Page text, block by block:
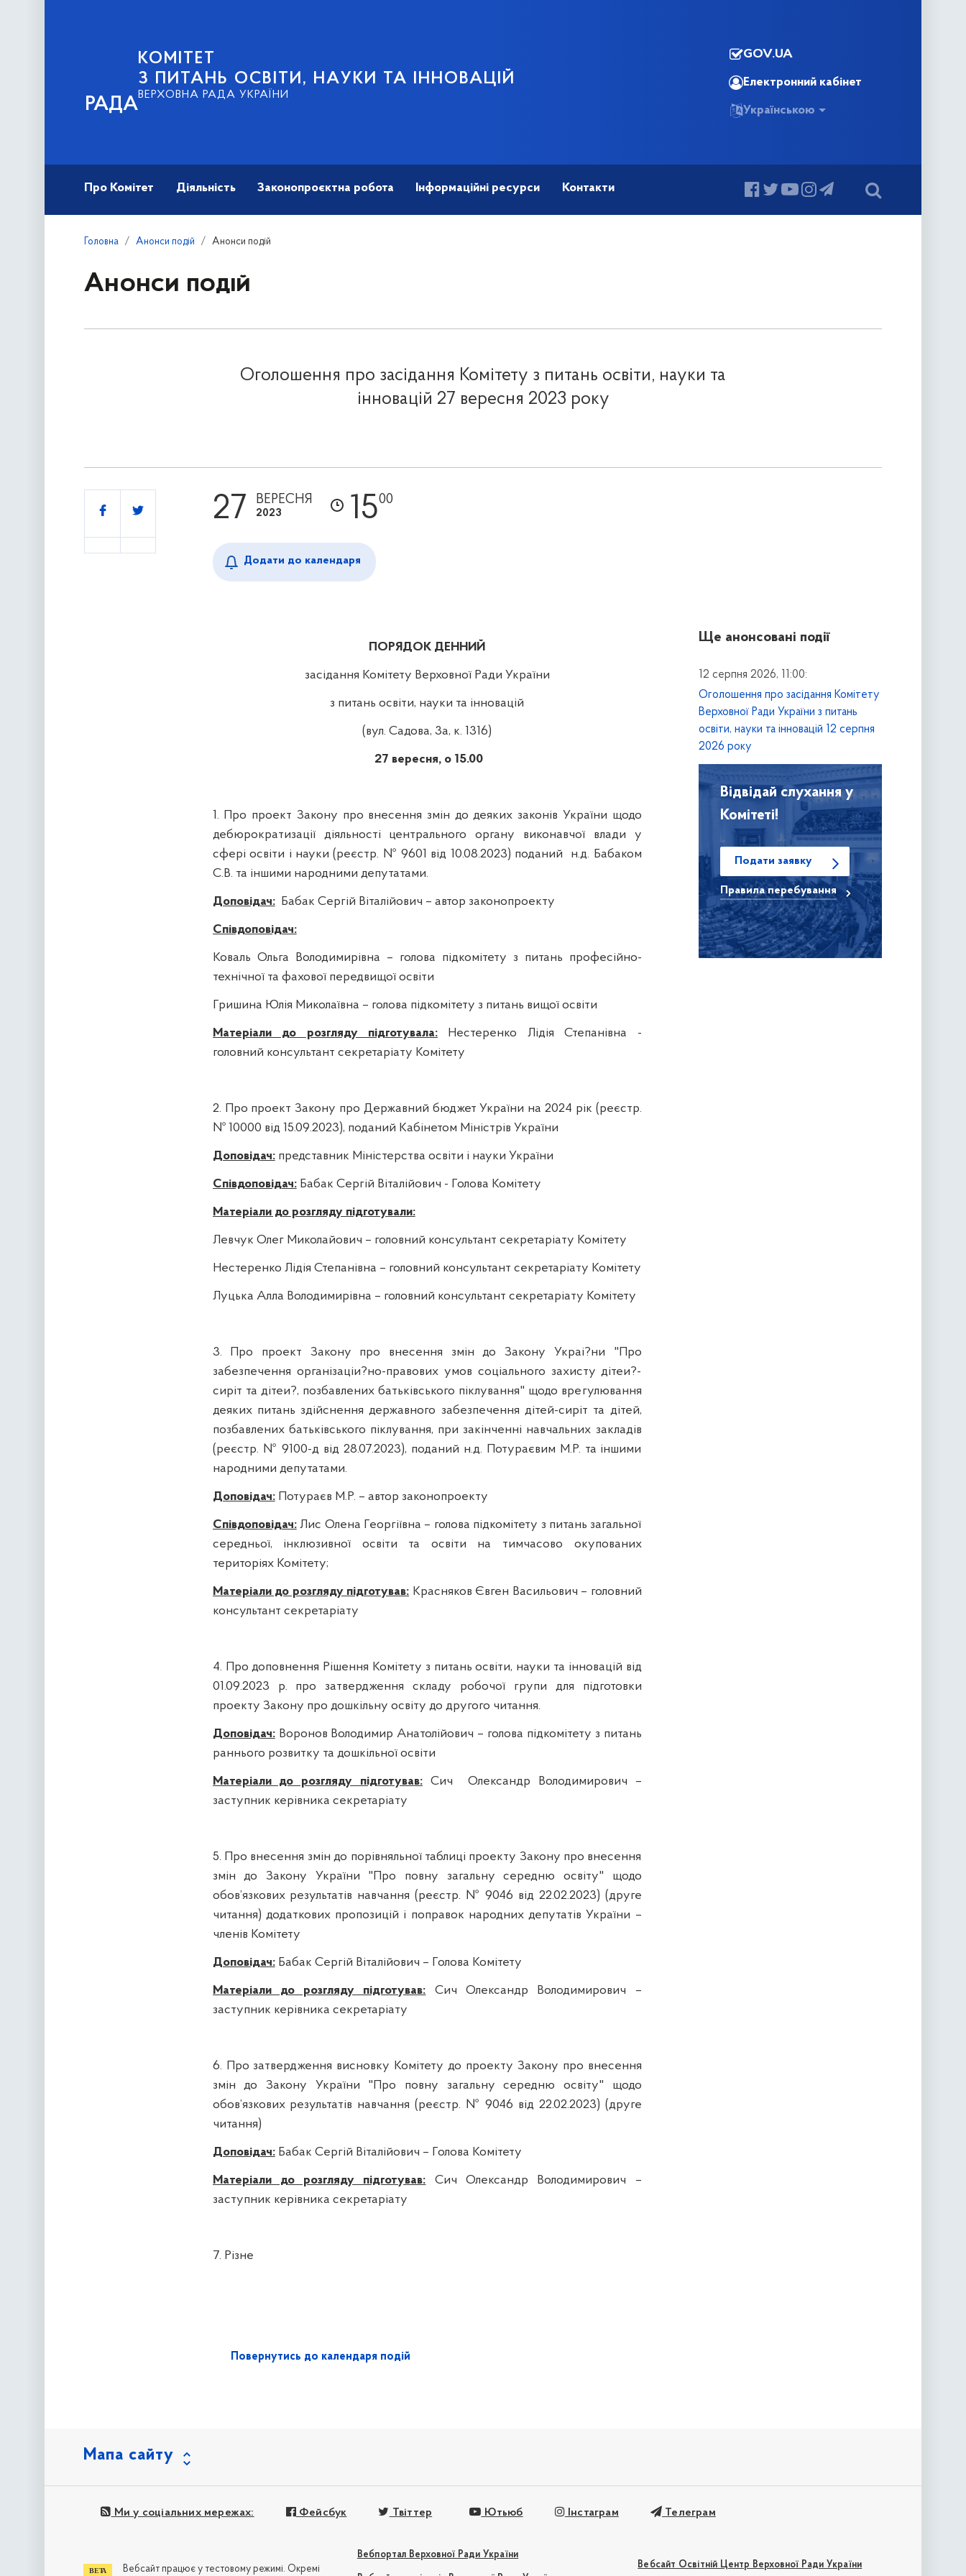
РАДА
КОМІТЕТ
З ПИТАНЬ ОСВІТИ, НАУКИ ТА ІННОВАЦІЙ
ВЕРХОВНА РАДА УКРАЇНИ
GOV.UA
Електронний кабінет
Українською
Про Комітет Діяльність Законопроєктна робота Інформаційні ресурси Контакти
Головна Анонси подій Анонси подій
Анонси подій
Оголошення про засідання Комітету з питань освіти, науки та
інновацій 27 вересня 2023 року
27 ВЕРЕСНЯ
2023 1500
Додати до календаря
ПОРЯДОК ДЕННИЙ
засідання Комітету Верховної Ради України
з питань освіти, науки та інновацій
(вул. Садова, 3а, к. 1316)
27 вересня, о 15.00
1. Про проект Закону про внесення змін до деяких законів України щодо
дебюрократизації діяльності центрального органу виконавчої влади у
сфері освіти і науки (реєстр. № 9601 від 10.08.2023) поданий
н.д. Бабаком
С.В. та іншими народними депутатами.
Доповідач: Бабак Сергій Віталійович – автор законопроекту
Співдоповідач:
Коваль Ольга Володимирівна – голова підкомітету з питань професійно-
технічної та фахової передвищої освіти
Гришина Юлія Миколаївна – голова підкомітету з питань вищої освіти
Матеріали до розгляду підготувала:Нестеренко Лідія Степанівна -
головний консультант секретаріату Комітету
2. Про проект Закону про Державний бюджет України на 2024 рік (реєстр.
№ 10000 від 15.09.2023), поданий Кабінетом Міністрів України
Доповідач:представник Міністерства освіти і науки України
Співдоповідач:Бабак Сергій Віталійович - Голова Комітету
Матеріали до розгляду підготували:
Левчук Олег Миколайович – головний консультант секретаріату Комітету
Нестеренко Лідія Степанівна – головний консультант секретаріату Комітету
Луцька Алла Володимирівна – головний консультант секретаріату Комітету
3. Про проект Закону про внесення змін до Закону Украі?ни "Про
забезпечення організаціи?но-правових умов соціального захисту дітеи?-
сиріт та дітеи?, позбавлених батьківського піклування" щодо врегулювання
деяких питань здійснення державного забезпечення дітей-сиріт та дітей,
позбавлених батьківського піклування, при закінченні навчальних закладів
(реєстр. № 9100-д від 28.07.2023), поданий н.д. Потураєвим М.Р. та іншими
народними депутатами.
Доповідач:Потураєв М.Р. – автор законопроекту
Співдоповідач:Лис Олена Георгіївна – голова підкомітету з питань загальної
середньої, інклюзивної освіти та освіти на тимчасово окупованих
територіях Комітету;
Матеріали до розгляду підготував: Красняков Євген Васильович – головний
консультант секретаріату
4. Про доповнення Рішення Комітету з питань освіти, науки та інновацій від
01.09.2023 р. про затвердження складу робочої групи для підготовки
проекту Закону про дошкільну освіту до другого читання.
Доповідач:Воронов Володимир Анатолійович – голова підкомітету з питань
раннього розвитку та дошкільної освіти
Матеріали до розгляду підготував:Сич
Олександр Володимирович –
заступник керівника секретаріату
5. Про внесення змін до порівняльної таблиці проекту Закону про внесення
змін до Закону України "Про повну загальну середню освіту" щодо
обов’язкових результатів навчання (реєстр. № 9046 від 22.02.2023) (друге
читання) додаткових пропозицій і поправок народних депутатів України –
членів Комітету
Доповідач:Бабак Сергій Віталійович – Голова Комітету
Матеріали до розгляду підготував: Сич Олександр Володимирович –
заступник керівника секретаріату
6. Про затвердження висновку Комітету до проекту Закону про внесення
змін до Закону України "Про повну загальну середню освіту" щодо
обов’язкових результатів навчання (реєстр. № 9046 від 22.02.2023) (друге
читання)
Доповідач:Бабак Сергій Віталійович – Голова Комітету
Матеріали до розгляду підготував: Сич Олександр Володимирович –
заступник керівника секретаріату
7. Різне
Поділитись
Повернутись до календаря подій
Ще анонсовані події
12 серпня 2026, 11:00:
Оголошення про засідання Комітету
Верховної Ради України з питань
освіти, науки та інновацій 12 серпня
2026 року
Відвідай слухання у
Комітеті!
Подати заявку
Правилаперебування
Мапа сайту
Ми у соціальних мережах: Фейсбук Твіттер Ютьюб Інстаграм Телеграм
Вебпортал Верховної Ради України
Вебсайт Освітній Центр Верховної Ради України
Вебсайт працює у тестовому режимі. Окремі